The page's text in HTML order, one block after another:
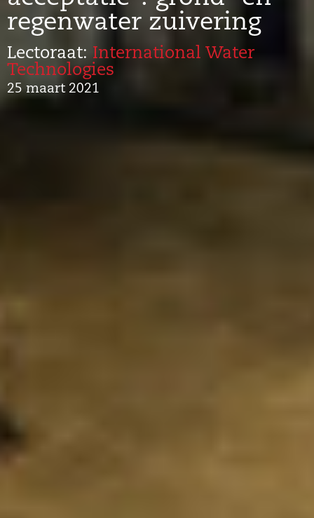
regenwater zuivering
Lectoraat: International Water
Technologies
25 maart 2021